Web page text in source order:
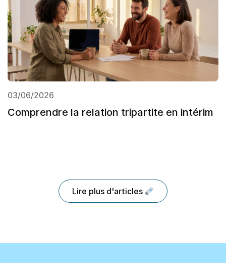
03/06/2026
Comprendre la relation tripartite en intérim
Lire plus d'articles